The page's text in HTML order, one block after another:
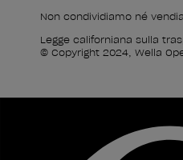
Non condividiamo né
Legge californiana sulla
© Copyright 2024, Wella